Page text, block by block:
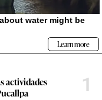
actividades
1